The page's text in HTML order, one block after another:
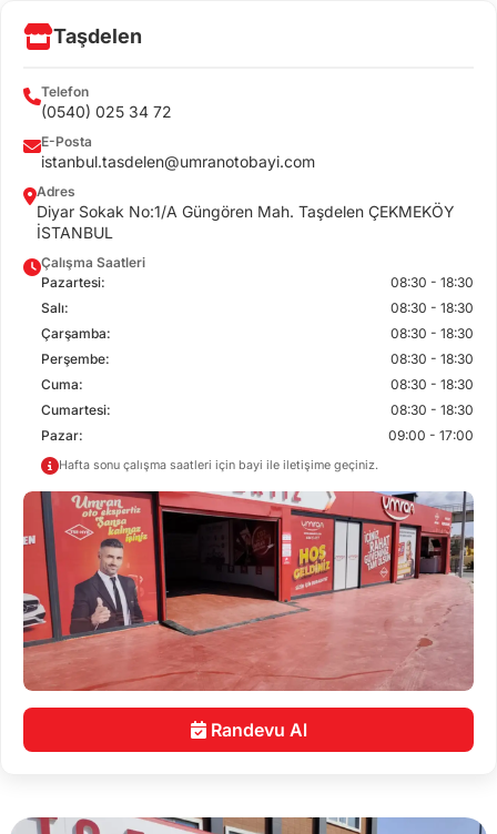
Taşdelen
Telefon
(0540) 025 34 72
E-Posta
istanbul.tasdelen@umranotobayi.com
Adres
Diyar Sokak No:1/A Güngören Mah. Taşdelen ÇEKMEKÖY
İSTANBUL
Çalışma Saatleri
Pazartesi:
08:30 - 18:30
Salı:
08:30 - 18:30
Çarşamba:
08:30 - 18:30
Perşembe:
08:30 - 18:30
Cuma:
08:30 - 18:30
Cumartesi:
08:30 - 18:30
Pazar:
09:00 - 17:00
Hafta sonu çalışma saatleri için bayi ile iletişime geçiniz.
Randevu Al